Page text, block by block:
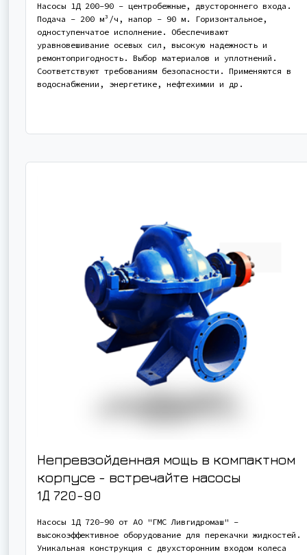
Насосы 1Д 200-90 - центробежные, двустороннего входа.
Подача - 200 м³/ч, напор - 90 м. Горизонтальное,
одноступенчатое исполнение. Обеспечивают
уравновешивание осевых сил, высокую надежность и
ремонтопригодность. Выбор материалов и уплотнений.
Соответствуют требованиям безопасности. Применяются в
водоснабжении, энергетике, нефтехимии и др.
Непревзойденная мощь в компактном
корпусе - встречайте насосы
1Д 720-90
Насосы 1Д 720-90 от АО "ГМС Ливгидромаш" -
высокоэффективное оборудование для перекачки жидкостей.
Уникальная конструкция с двухсторонним входом колеса